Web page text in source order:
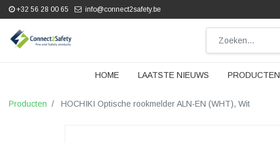
+32 56 28 00 65 info@connect2safety.be
HOME LAATSTE NIEUWS PRODUCTEN
Producten HOCHIKI Optische rookmelder ALN-EN (WHT), Wit